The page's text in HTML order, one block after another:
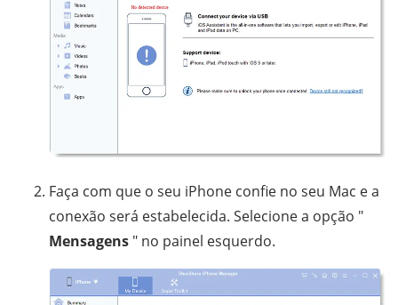
Faça com que o seu iPhone confie no seu Mac e a
conexão será estabelecida. Selecione a opção "
Mensagens " no painel esquerdo.